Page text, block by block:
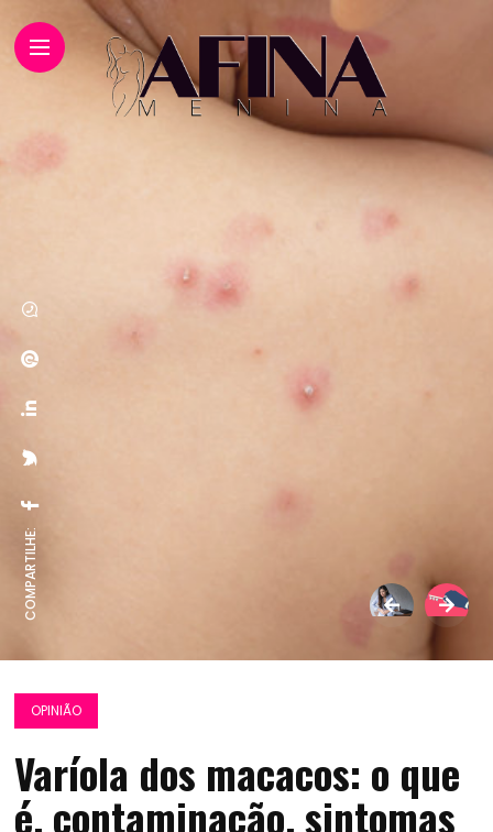
COMPARTILHE:
OPINIÃO
Varíola dos macacos: o que
é, contaminação, sintomas